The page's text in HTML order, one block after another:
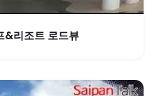
&리조트 로드뷰